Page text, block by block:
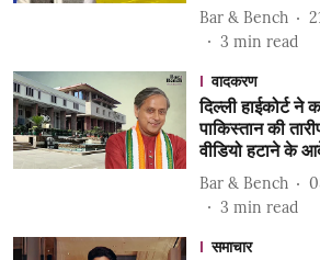
Bar & Bench
3 min read
वादकरण
दिल्ली हाईकोर्ट
पाकिस्तान की
वीडियो हटाने के
Bar & Bench
3 min read
समाचार